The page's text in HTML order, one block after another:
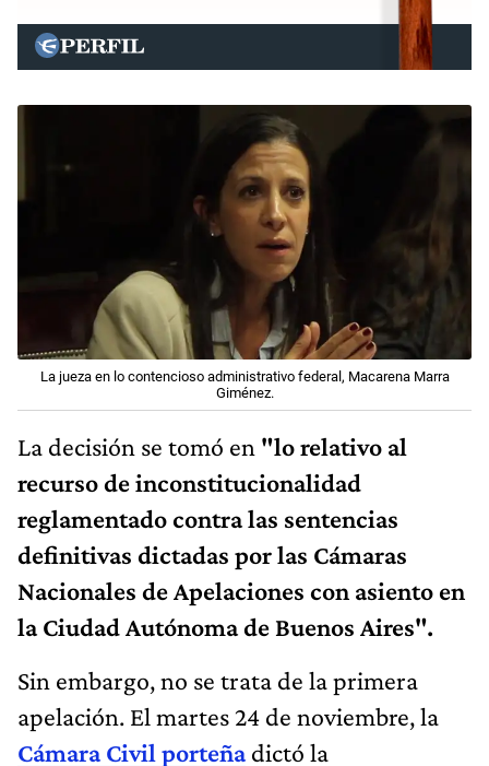
La jueza en lo contencioso administrativo federal, Macarena Marra
Giménez.
La decisión se tomó en "lo relativo al
recurso de inconstitucionalidad
reglamentado contra las sentencias
definitivas dictadas por las Cámaras
Nacionales de Apelaciones con asiento en
la Ciudad Autónoma de Buenos Aires".
Sin embargo, no se trata de la primera
apelación. El martes 24 de noviembre, la
Cámara Civil porteñadictó la